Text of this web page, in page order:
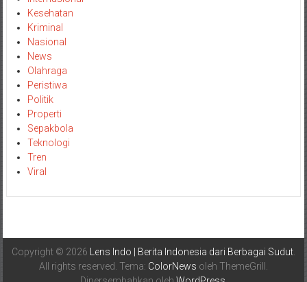
Kesehatan
Kriminal
Nasional
News
Olahraga
Peristiwa
Politik
Properti
Sepakbola
Teknologi
Tren
Viral
Copyright © 2026 Lens Indo | Berita Indonesia dari Berbagai Sudut
All rights reserved. Tema: ColorNews oleh ThemeGrill.